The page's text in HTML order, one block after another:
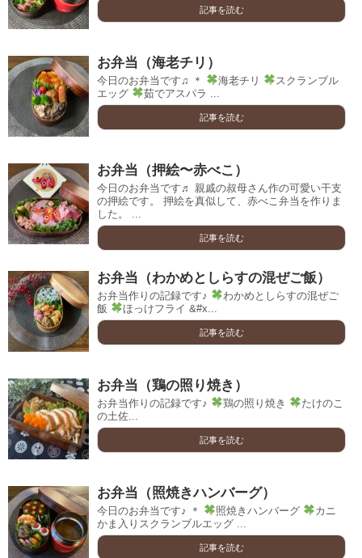
記事を読む
お弁当（海老チリ）
今日のお弁当です♫ ＊ 海老チリ
スクランブル
エッグ
茹でアスパラ ...
記事を読む
お弁当（押絵〜赤べこ）
今日のお弁当です♬ 親戚の叔母さん作の可愛い干支
の押絵です。 押絵を真似して、赤べこ弁当を作りま
した。 ...
記事を読む
お弁当（わかめとしらすの混ぜご飯）
お弁当作りの記録です♪
わかめとしらすの混ぜご
飯
ほっけフライ &#x...
記事を読む
お弁当（鶏の照り焼き）
お弁当作りの記録です♪ 鶏の照り焼き
たけのこ
の土佐...
記事を読む
お弁当（照焼きハンバーグ）
今日のお弁当です♪ ＊ 照焼きハンバーグ
カニ
かま入りスクランブルエッグ ...
記事を読む